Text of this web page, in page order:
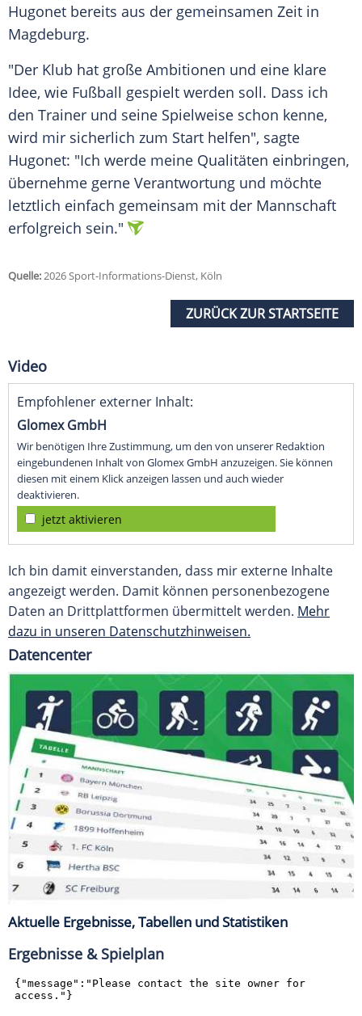
Hugonet bereits aus der gemeinsamen Zeit in
Magdeburg.
"Der Klub hat große Ambitionen und eine klare
Idee, wie Fußball gespielt werden soll. Dass ich
den Trainer und seine Spielweise schon kenne,
wird mir sicherlich zum Start helfen", sagte
Hugonet: "Ich werde meine Qualitäten einbringen,
übernehme gerne Verantwortung und möchte
letztlich einfach gemeinsam mit der Mannschaft
erfolgreich sein."
Quelle:2026 Sport-Informations-Dienst, Köln
ZURÜCK ZUR STARTSEITE
Video
Empfohlener externer Inhalt:
Glomex GmbH
Wir benötigen Ihre Zustimmung, um den von unserer Redaktion
eingebundenen Inhalt von Glomex GmbH anzuzeigen. Sie können
diesen mit einem Klick anzeigen lassen und auch wieder
deaktivieren.
jetzt aktivieren
Ich bin damit einverstanden, dass mir externe Inhalte
angezeigt werden. Damit können personenbezogene
Daten an Drittplattformen übermittelt werden. Mehr
dazu in unseren Datenschutzhinweisen.
Datencenter
Aktuelle Ergebnisse, Tabellen und Statistiken
Ergebnisse & Spielplan